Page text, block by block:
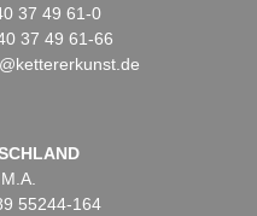
37 49 61-0
37 49 61-66
55244-164